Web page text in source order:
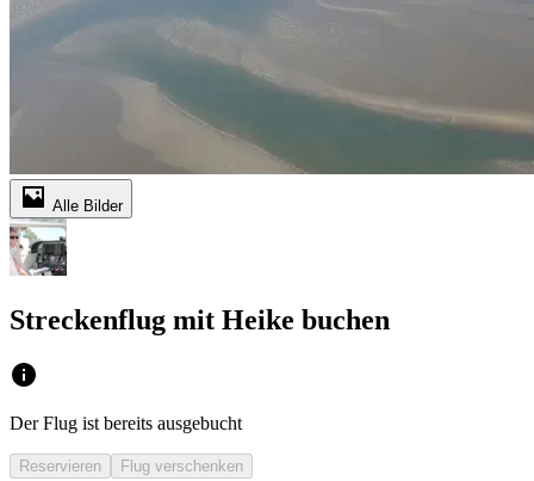
Alle Bilder
Streckenflug mit Heike buchen
Der Flug ist bereits ausgebucht
Reservieren Flug verschenken